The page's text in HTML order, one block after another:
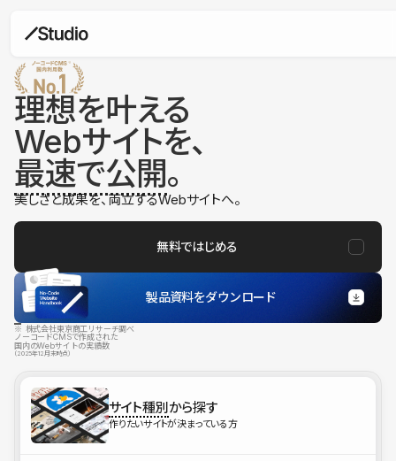
理想を叶える
Webサイトを、
最速で公開。
美しさと成果を、両立するWebサイトへ。
無料ではじめる
製品資料をダウンロード
※ 株式会社東京商工リサーチ調べ
ノーコードCMSで作成された
国内のWebサイトの実績数
（2025年12月末時点）
サイト種別から探す
作りたいサイトが決まっている方